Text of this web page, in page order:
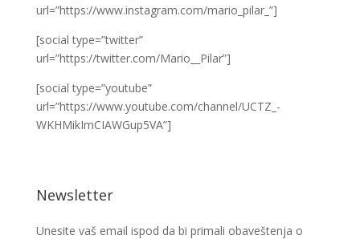
url=”https://www.instagram.com/mario_pilar_”]
[social type=”twitter”
url=”https://twitter.com/Mario__Pilar”]
[social type=”youtube”
url=”https://www.youtube.com/channel/UCTZ_-
WKHMikImCIAWGup5VA”]
Newsletter
Unesite vaš email ispod da bi primali obaveštenja o